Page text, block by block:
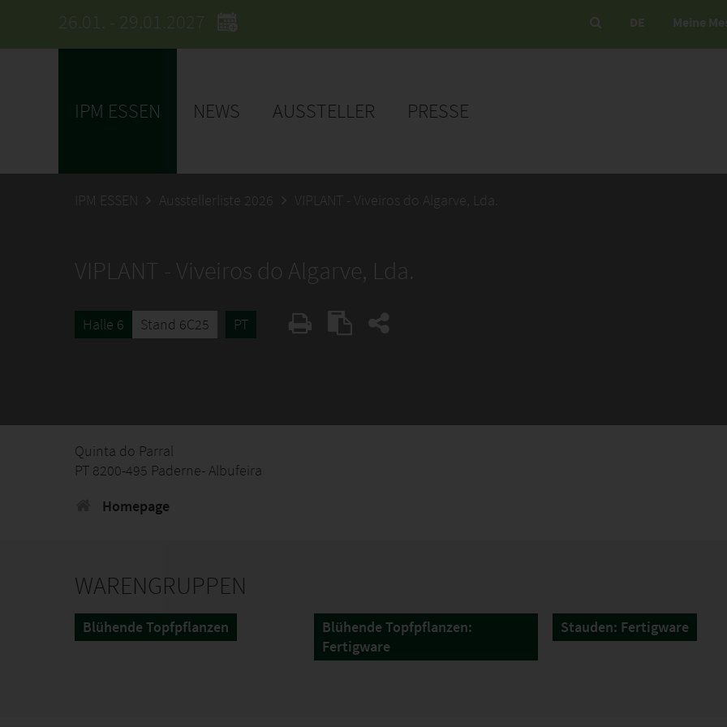
26.01. - 29.01.2027 DE Meine
IPM ESSEN NEWS AUSSTELLER PRESSE
IPM ESSEN Ausstellerliste 2026 VIPLANT - Viveiros do Algarve, Lda.
VIPLANT - Viveiros do Algarve, Lda.
Halle 6 Stand 6C25 PT
Quinta do Parral
PT 8200-495 Paderne- Albufeira
Homepage
WARENGRUPPEN
Blühende Topfpflanzen
Blühende Topfpflanzen:
Fertigware
Stauden: Fertigware